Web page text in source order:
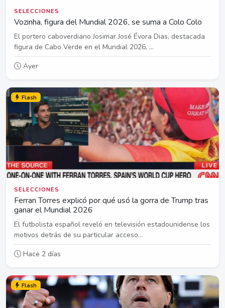
SELECCIONES
Vozinha, figura del Mundial 2026, se suma a Colo Colo
El portero caboverdiano Josimar José Évora Dias, destacada
figura de Cabo Verde en el Mundial 2026, ...
Ayer
Flash
SELECCIONES
Ferran Torres explicó por qué usó la gorra de Trump tras
ganar el Mundial 2026
El futbolista español reveló en televisión estadounidense los
motivos detrás de su particular acceso...
Hace 2 días
Flash